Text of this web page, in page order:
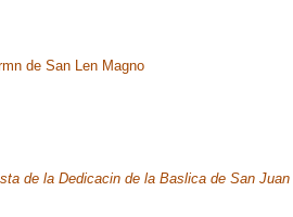
de San Len Magno
de la Dedicacin de la Baslica de San Juan